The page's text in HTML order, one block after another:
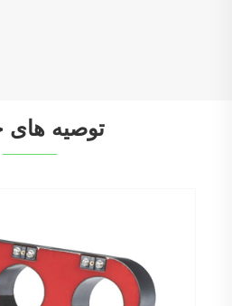
توصیه های